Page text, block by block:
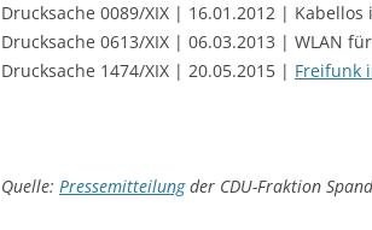
Drucksache 0089/XIX | 16.01.2012 |
Drucksache 0613/XIX | 06.03.2013 | WLAN
Drucksache 1474/XIX | 20.05.2015 | Freifunk
Quelle: Pressemitteilungder CDU-Fraktion